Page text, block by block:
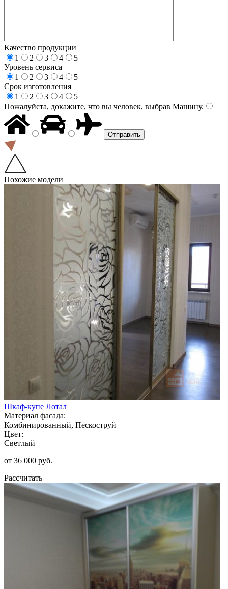
Качество продукции
1
2 3 4
5
Уровень сервиса
1
2 3 4
5
Срок изготовления
1
2 3 4
5
Пожалуйста, докажите, что вы человек, выбрав Машину.
Похожие модели
Шкаф-купе Лотал
Материал фасада:
Комбинированный, Пескоструй
Цвет:
Светлый
от 36 000 руб.
Рассчитать